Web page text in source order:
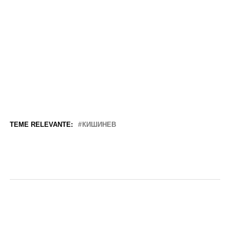
TEME RELEVANTE: КИШИНЕВ